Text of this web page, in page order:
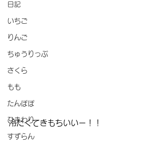
日記
いちご
りんご
ちゅうりっぷ
さくら
もも
たんぽぽ
ひまわり
すずらん
冷たくてきもちいいー！！